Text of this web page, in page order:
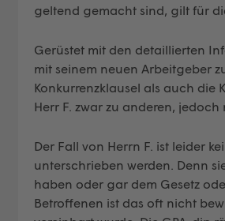
geltend gemacht sind, gilt für
Gerüstet mit den detaillierten
mit seinem neuen Arbeitgeber
Konkurrenzklausel als auch die
Herr F. zwar zu anderen,
Der Fall von Herrn F. ist leider
unterschrieben werden. Denn
haben oder gar dem Gesetz
Betroffenen ist das oft nicht